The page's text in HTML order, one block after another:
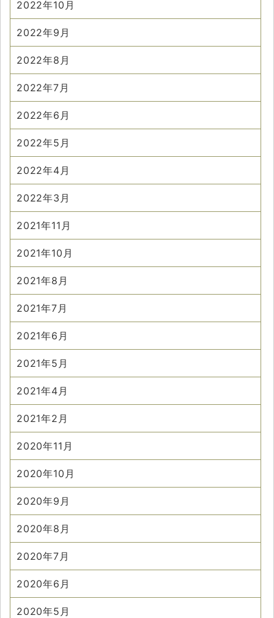
2022年10月
2022年9月
2022年8月
2022年7月
2022年6月
2022年5月
2022年4月
2022年3月
2021年11月
2021年10月
2021年8月
2021年7月
2021年6月
2021年5月
2021年4月
2021年2月
2020年11月
2020年10月
2020年9月
2020年8月
2020年7月
2020年6月
2020年5月